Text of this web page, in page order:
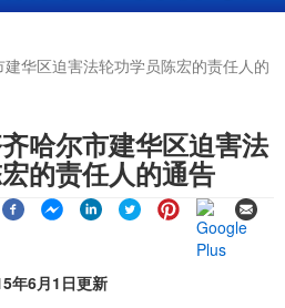
华区迫害法轮功学员陈宏的责任人的
哈尔市建华区迫害法
的责任人的通告
年6月1日更新